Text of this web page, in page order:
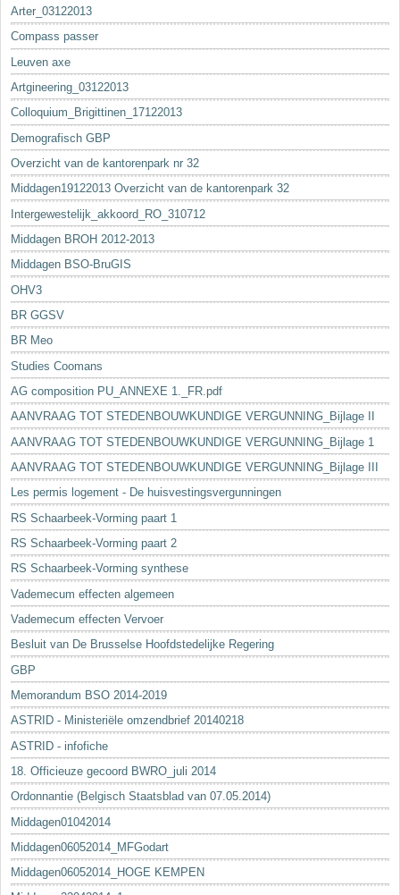
Arter_03122013
Compass passer
Leuven axe
Artgineering_03122013
Colloquium_Brigittinen_17122013
Demografisch GBP
Overzicht van de kantorenpark nr 32
Middagen19122013 Overzicht van de kantorenpark 32
Intergewestelijk_akkoord_RO_310712
Middagen BROH 2012-2013
Middagen BSO-BruGIS
OHV3
BR GGSV
BR Meo
Studies Coomans
AG composition PU_ANNEXE 1._FR.pdf
AANVRAAG TOT STEDENBOUWKUNDIGE VERGUNNING_Bijlage II
AANVRAAG TOT STEDENBOUWKUNDIGE VERGUNNING_Bijlage 1
AANVRAAG TOT STEDENBOUWKUNDIGE VERGUNNING_Bijlage III
Les permis logement - De huisvestingsvergunningen
RS Schaarbeek-Vorming paart 1
RS Schaarbeek-Vorming paart 2
RS Schaarbeek-Vorming synthese
Vademecum effecten algemeen
Vademecum effecten Vervoer
Besluit van De Brusselse Hoofdstedelijke Regering
GBP
Memorandum BSO 2014-2019
ASTRID - Ministeriële omzendbrief 20140218
ASTRID - infofiche
18. Officieuze gecoord BWRO_juli 2014
Ordonnantie (Belgisch Staatsblad van 07.05.2014)
Middagen01042014
Middagen06052014_MFGodart
Middagen06052014_HOGE KEMPEN